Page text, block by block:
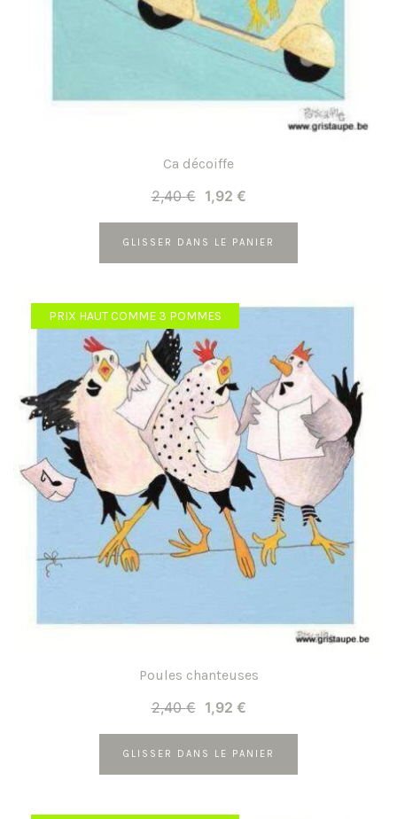
Ca décoiffe
2,40€ Le
initial
était :
1,92 €Le
actuel
est :
GLISSER DANS LE PANIER
PRIX HAUT COMME 3 POMMES
Poules chanteuses
2,40€ Le
initial
était :
1,92 €Le
actuel
est :
GLISSER DANS LE PANIER